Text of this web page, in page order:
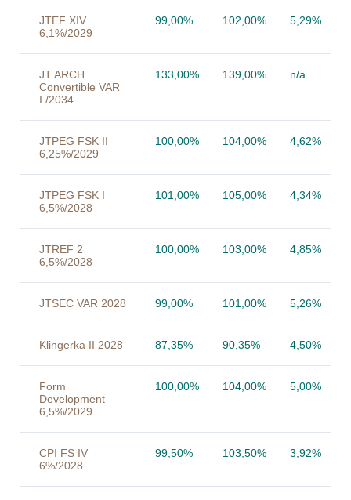
JTEF XIV
6,1%/2029
99,00% 102,00% 5,29%
JT ARCH
Convertible VAR
I./2034
133,00% 139,00% n/a
JTPEG FSK II
6,25%/2029
100,00% 104,00% 4,62%
JTPEG FSK I
6,5%/2028
101,00% 105,00% 4,34%
JTREF 2
6,5%/2028
100,00% 103,00% 4,85%
JTSEC VAR 2028 99,00% 101,00% 5,26%
Klingerka II 2028 87,35% 90,35% 4,50%
Form
Development
6,5%/2029
100,00% 104,00% 5,00%
CPI FS IV
6%/2028
99,50% 103,50% 3,92%